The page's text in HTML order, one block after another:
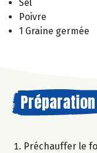
Sel
Poivre
1 Graine germée
Préparation
Préchauffer le